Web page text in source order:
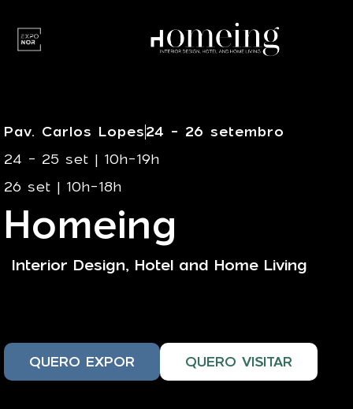
Pav. Carlos Lopes24 - 26 setembro
24 - 25 set | 10h-19h
26 set | 10h-18h
Homeing
Interior Design, Hotel and Home Living
QUERO EXPOR QUERO VISITAR